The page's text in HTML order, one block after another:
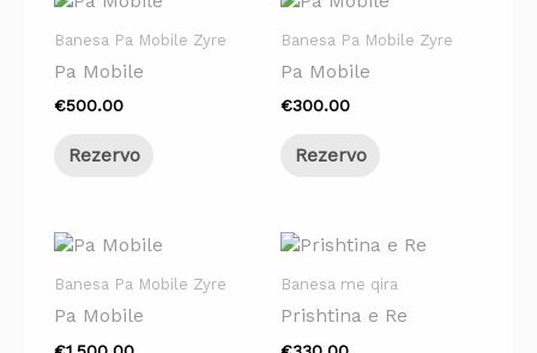
Banesa Pa Mobile Zyre
Pa Mobile
€500.00
Rezervo
Banesa Pa Mobile Zyre
Pa Mobile
€300.00
Rezervo
Banesa Pa Mobile Zyre
Pa Mobile
Banesa me qira
Prishtina e Re